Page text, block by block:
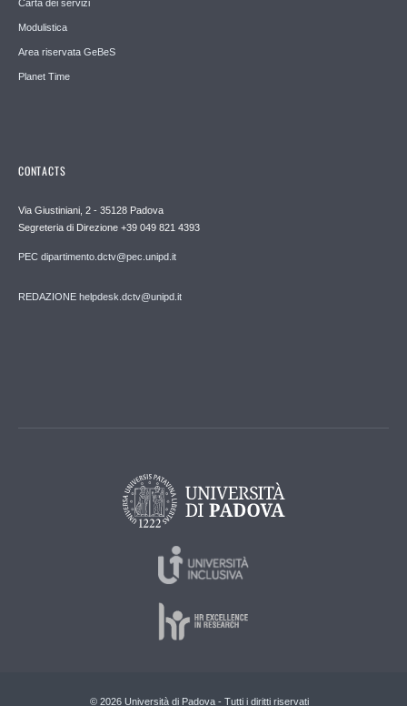
Carta dei servizi
Modulistica
Area riservata GeBeS
Planet Time
CONTACTS
Via Giustiniani, 2 - 35128 Padova
Segreteria di Direzione +39 049 821 4393
PEC dipartimento.dctv@pec.unipd.it
REDAZIONE helpdesk.dctv@unipd.it
© 2026 Università di Padova - Tutti i diritti riservati